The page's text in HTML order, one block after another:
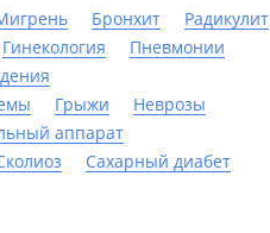
Бронхит
Радикулит
Гинекология
Пневмонии
Грыжи
Неврозы
аппарат
Сахарный диабет